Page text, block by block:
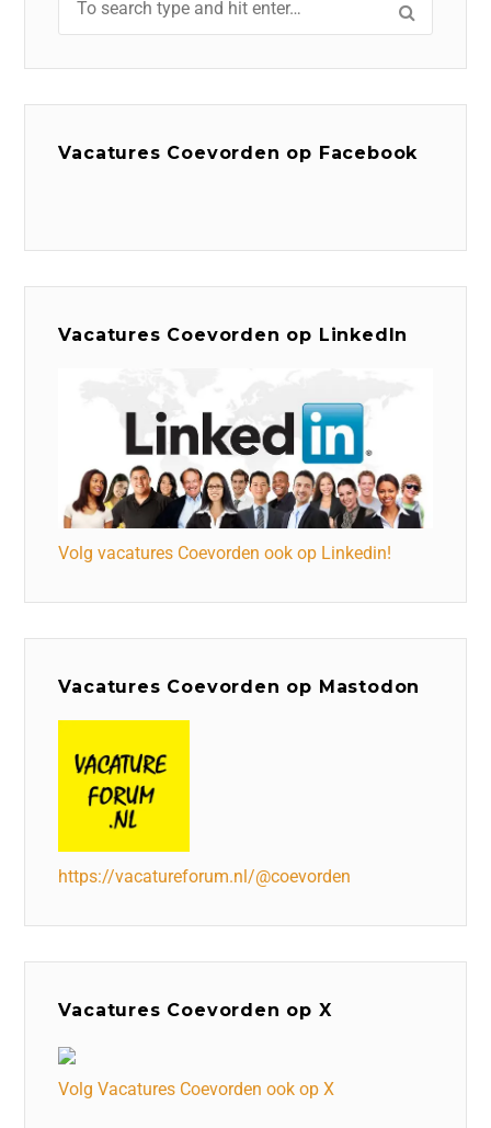
Vacatures Coevorden op Facebook
Vacatures Coevorden op LinkedIn
Volg vacatures Coevorden ook op Linkedin!
Vacatures Coevorden op Mastodon
https://vacatureforum.nl/@coevorden
Vacatures Coevorden op X
Volg Vacatures Coevorden ook op X